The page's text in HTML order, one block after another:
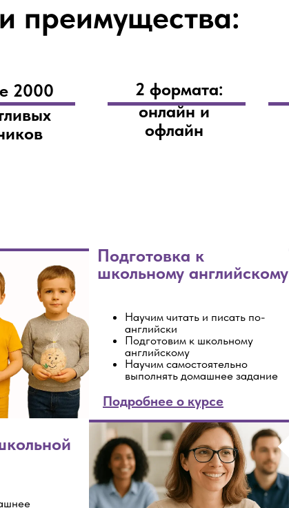
преимущества:
2 формата:
2000
онлайн и
офлайн
Подробнее о курсе
Научим читать и писать по-
английски
Подготовим к школьному
английскому
Научим самостоятельно
выполнять домашнее задание
Подготовка к
школьному английскому